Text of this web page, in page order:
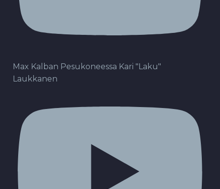
Max Kalban Pesukoneessa Kari "Laku"
Laukkanen